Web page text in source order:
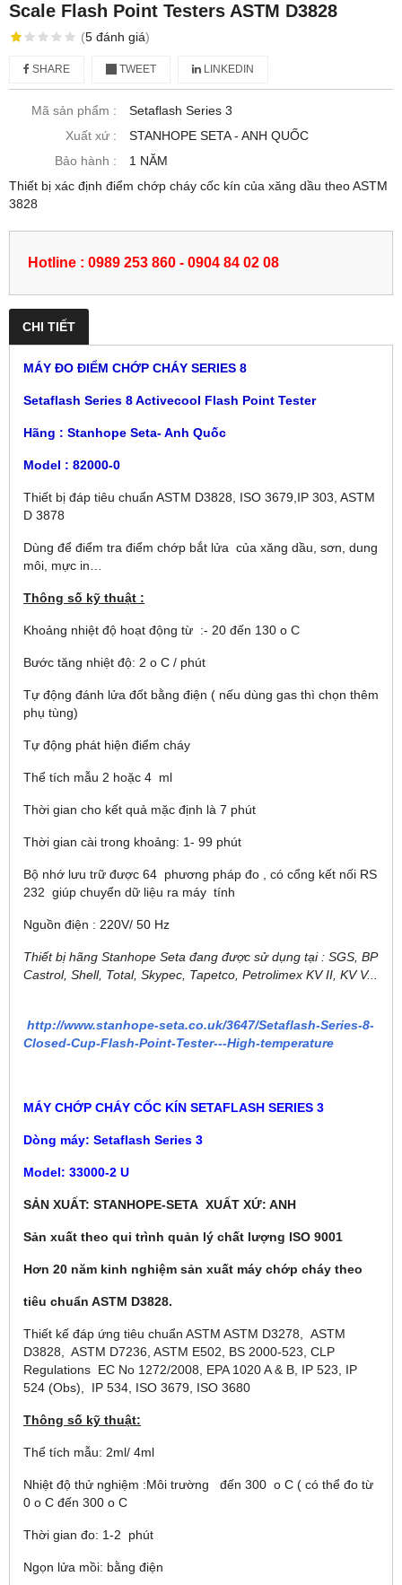
Scale Flash Point Testers ASTM D3828
(5 đánh giá)
SHARE TWEET LINKEDIN
Mã sản phẩm :
Setaflash Series 3
Xuất xứ :
STANHOPE SETA - ANH QUỐC
Bảo hành :
1 NĂM
Thiết bị xác định điểm chớp cháy cốc kín của xăng dầu theo ASTM
3828
Hotline : 0989 253 860 - 0904 84 02 08
CHI TIẾT
MÁY ĐO ĐIỂM CHỚP CHÁY SERIES 8
Setaflash Series 8 Activecool Flash Point Tester
Hãng : Stanhope Seta- Anh Quốc
Model : 82000-0
Thiết bị đáp tiêu chuẩn ASTM D3828, ISO 3679,IP 303, ASTM
D 3878
Dùng để điểm tra điểm chớp bắt lửa của xăng dầu, sơn, dung
môi, mực in…
Thông số kỹ thuật :
Khoảng nhiệt độ hoạt động từ :- 20 đến 130 o C
Bước tăng nhiệt độ: 2 o C / phút
Tự động đánh lửa đốt bằng điện ( nếu dùng gas thì chọn thêm
phụ tùng)
Tự động phát hiện điểm cháy
Thể tích mẫu 2 hoặc 4 ml
Thời gian cho kết quả mặc định là 7 phút
Thời gian cài trong khoảng: 1- 99 phút
Bộ nhớ lưu trữ được 64 phương pháp đo , có cổng kết nối RS
232 giúp chuyển dữ liệu ra máy tính
Nguồn điện : 220V/ 50 Hz
Thiết bị hãng Stanhope Seta đang được sử dụng tại : SGS, BP
Castrol, Shell, Total, Skypec, Tapetco, Petrolimex KV II, KV V...
http://www.stanhope-seta.co.uk/3647/Setaflash-Series-8-
Closed-Cup-Flash-Point-Tester---High-temperature
MÁY CHỚP CHÁY CỐC KÍN SETAFLASH SERIES 3
Dòng máy: Setaflash Series 3
Model: 33000-2 U
SẢN XUẤT: STANHOPE-SETA XUẤT XỨ: ANH
Sản xuất theo qui trình quản lý chất lượng ISO 9001
Hơn 20 năm kinh nghiệm sản xuất máy chớp cháy theo
tiêu chuẩn ASTM D3828.
Thiết kế đáp ứng tiêu chuẩn ASTM ASTM D3278, ASTM
D3828, ASTM D7236, ASTM E502, BS 2000-523, CLP
Regulations EC No 1272/2008, EPA 1020 A & B, IP 523, IP
524 (Obs), IP 534, ISO 3679, ISO 3680
Thông số kỹ thuật:
Thể tích mẫu: 2ml/ 4ml
Nhiệt độ thử nghiệm :Môi trường đến 300 o C ( có thể đo từ
0 o C đến 300 o C
Thời gian đo: 1-2 phút
Ngọn lửa mồi: bằng điện